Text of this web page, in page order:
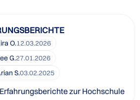
O.12.03.2026
G.27.01.2026
S.03.02.2025
zur Hochschule